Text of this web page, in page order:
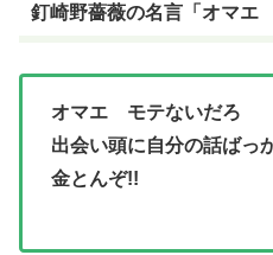
釘崎野薔薇の名言「オマエ
オマエ モテないだろ
出会い頭に自分の話ばっ
金とんぞ!!